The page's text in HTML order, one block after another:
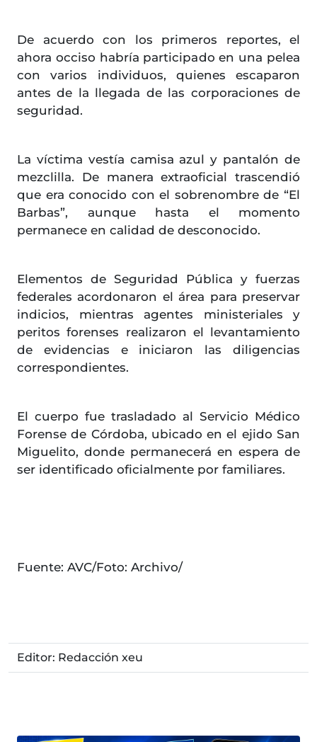
De acuerdo con los primeros reportes, el
ahora occiso habría participado en una pelea
con varios individuos, quienes escaparon
antes de la llegada de las corporaciones de
seguridad.
La víctima vestía camisa azul y pantalón de
mezclilla. De manera extraoficial trascendió
que era conocido con el sobrenombre de “El
Barbas”, aunque hasta el momento
permanece en calidad de desconocido.
Elementos de Seguridad Pública y fuerzas
federales acordonaron el área para preservar
indicios, mientras agentes ministeriales y
peritos forenses realizaron el levantamiento
de evidencias e iniciaron las diligencias
correspondientes.
El cuerpo fue trasladado al Servicio Médico
Forense de Córdoba, ubicado en el ejido San
Miguelito, donde permanecerá en espera de
ser identificado oficialmente por familiares.
Fuente: AVC/Foto: Archivo/
Editor: Redacción xeu